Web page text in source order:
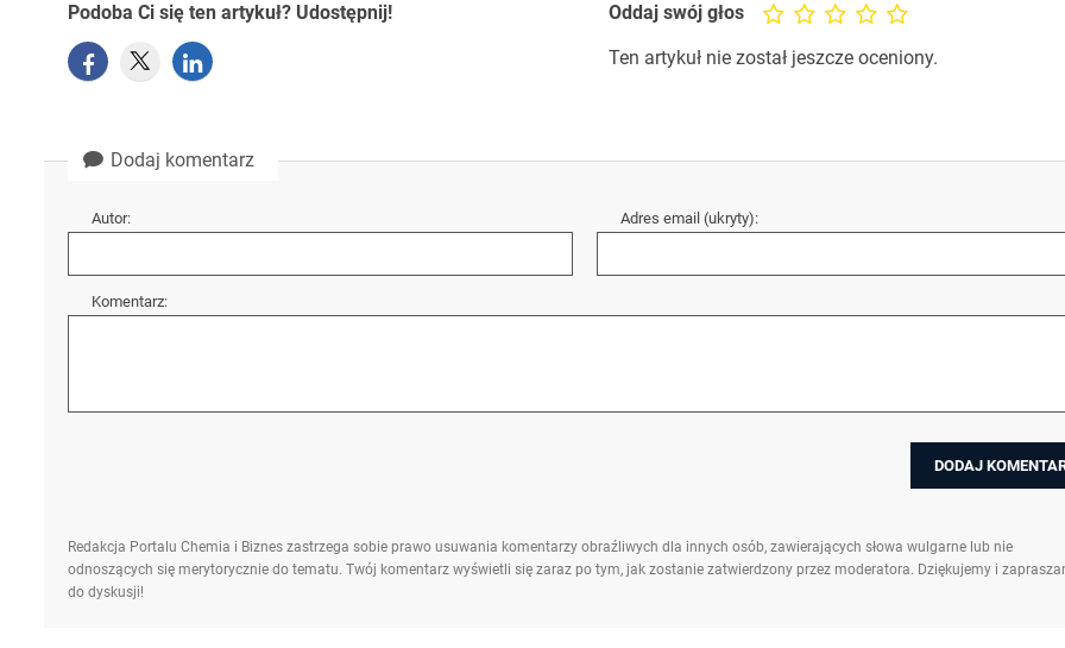
Podoba Ci się ten artykuł? Udostępnij! Oddaj swój głos
Ten artykuł nie został jeszcze oceniony.
Dodaj komentarz
Autor: Adres email (ukryty):
Komentarz:
Redakcja Portalu Chemia i Biznes zastrzega sobie prawo usuwania komentarzy obraźliwych dla innych osób, zawierających słowa wulgarne lub nie
odnoszących się merytorycznie do tematu. Twój komentarz wyświetli się zaraz po tym, jak zostanie zatwierdzony przez moderatora. Dziękujemy i
do dyskusji!